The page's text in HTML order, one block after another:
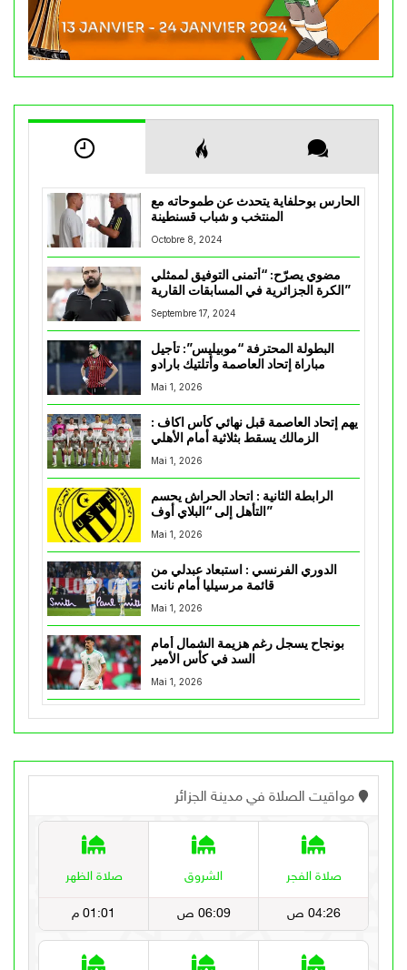
الحارس بوحلفاية يتحدث عن طموحاته مع
المنتخب و شباب قسنطينة
Octobre 8, 2024
مضوي يصرّح: “أتمنى التوفيق لممثلي
الكرة الجزائرية في المسابقات القارية”
Septembre 17, 2024
البطولة المحترفة “موبيليس”: تأجيل
مباراة إتحاد العاصمة وأتلتيك بارادو
Mai 1, 2026
يهم إتحاد العاصمة قبل نهائي كأس اكاف :
Mai 1, 2026
الرابطة الثانية : اتحاد الحراش يحسم
التأهل إلى “البلاي أوف”
Mai 1, 2026
الدوري الفرنسي : استبعاد عبدلي من
قائمة مرسيليا أمام نانت
Mai 1, 2026
بونجاح يسجل رغم هزيمة الشمال أمام
السد في كأس الأمير
Mai 1, 2026